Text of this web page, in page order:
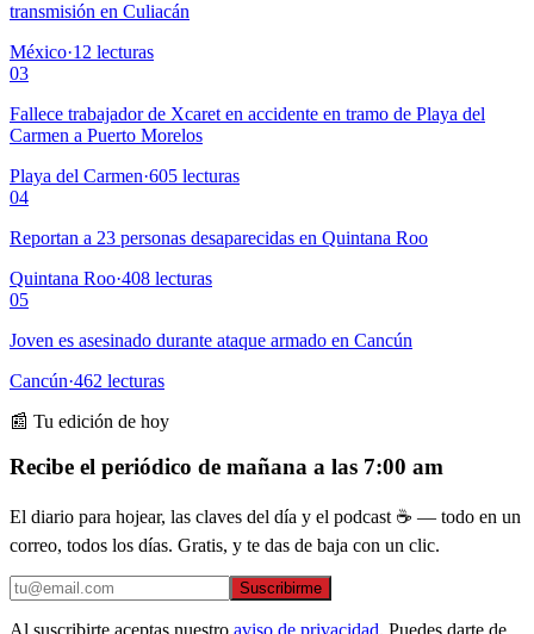
transmisión en Culiacán
México·12 lecturas
03
Fallece trabajador de Xcaret en accidente en tramo de Playa del
Carmen a Puerto Morelos
Playa del Carmen·605 lecturas
04
Reportan a 23 personas desaparecidas en Quintana Roo
Quintana Roo·408 lecturas
05
Joven es asesinado durante ataque armado en Cancún
Cancún·462 lecturas
📰 Tu edición de hoy
Recibe el periódico de mañana a las 7:00 am
El diario para hojear, las claves del día y el podcast ☕ — todo en un
correo, todos los días. Gratis, y te das de baja con un clic.
Suscribirme
Al suscribirte aceptas nuestro aviso de privacidad. Puedes darte de